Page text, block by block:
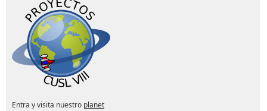
Entra y visita nuestro planet